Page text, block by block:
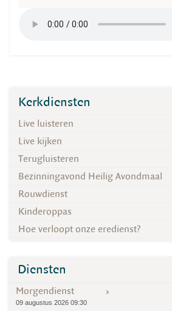
Kerkdiensten
Live luisteren
Live kijken
Terugluisteren
Bezinningavond Heilig Avondmaal
Rouwdienst
Kinderoppas
Hoe verloopt onze eredienst?
Diensten
Morgendienst
09 augustus 2026 09:30